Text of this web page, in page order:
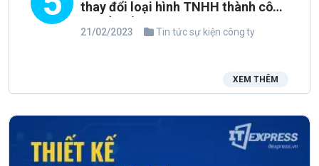
thay đổi loại hình TNHH thành công
ty CỔ PHẦN
21/02/2023 Tin tức sự kiện công ty
XEM THÊM